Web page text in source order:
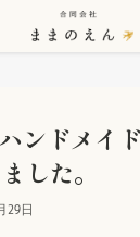
ンドメイ
した。
29日